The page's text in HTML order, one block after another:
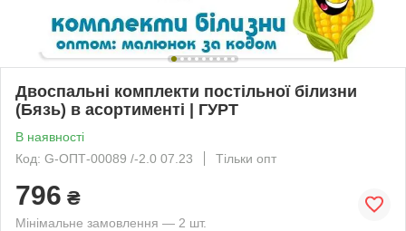
Двоспальні комплекти постільної білизни
(Бязь) в асортименті | ГУРТ
В наявності
Код: G-ОПТ-00089 /-2.0 07.23
Тільки опт
796 ₴
Мінімальне замовлення — 2 шт.